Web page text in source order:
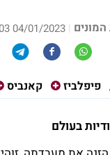
|
04/01/2023 14:03
פיפלביז קאנביס
בעולם